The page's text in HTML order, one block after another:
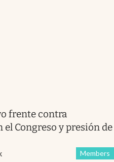
frente contra
el Congreso y presión de
Members